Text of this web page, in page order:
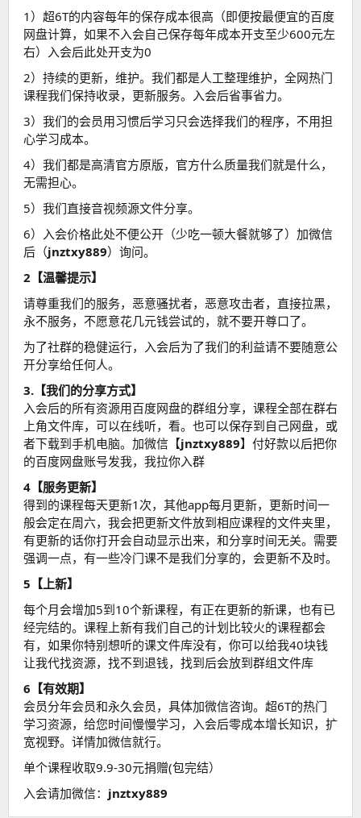
1）超6T的内容每年的保存成本很高（即便按最便宜的百度
网盘计算，如果不入会自己保存每年成本开支至少600元左
右）入会后此处开支为0
2）持续的更新，维护。我们都是人工整理维护，全网热门
课程我们保持收录，更新服务。入会后省事省力。
3）我们的会员用习惯后学习只会选择我们的程序，不用担
心学习成本。
4）我们都是高清官方原版，官方什么质量我们就是什么，
无需担心。
5）我们直接音视频源文件分享。
6）入会价格此处不便公开（少吃一顿大餐就够了）加微信
后（jnztxy889）询问。
2【温馨提示】
请尊重我们的服务，恶意骚扰者，恶意攻击者，直接拉黑，
永不服务，不愿意花几元钱尝试的，就不要开尊口了。
为了社群的稳健运行，入会后为了我们的利益请不要随意公
开分享给任何人。
3.【我们的分享方式】
入会后的所有资源用百度网盘的群组分享，课程全部在群右
上角文件库，可以在线听，看。也可以保存到自己网盘，或
者下载到手机电脑。加微信【jnztxy889】付好款以后把你
的百度网盘账号发我，我拉你入群
4【服务更新】
得到的课程每天更新1次，其他app每月更新，更新时间一
般会定在周六，我会把更新文件放到相应课程的文件夹里，
有更新的话你打开会自动显示出来，和分享时间无关。需要
强调一点，有一些冷门课不是我们分享的，会更新不及时。
5【上新】
每个月会增加5到10个新课程，有正在更新的新课，也有已
经完结的。课程上新有我们自己的计划比较火的课程都会
有，如果你特别想听的课文件库没有，你可以给我40块钱
让我代找资源，找不到退钱，找到后会放到群组文件库
6【有效期】
会员分年会员和永久会员，具体加微信咨询。超6T的热门
学习资源，给您时间慢慢学习，入会后零成本增长知识，扩
宽视野。详情加微信就行。
单个课程收取9.9-30元捐赠(包完结）
入会请加微信： jnztxy889